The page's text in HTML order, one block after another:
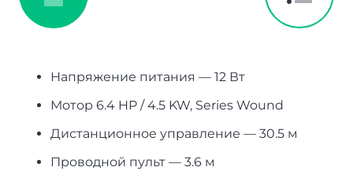
Напряжение питания — 12 Вт
Мотор 6.4 HP / 4.5 KW, Series Wound
Дистанционное управление — 30.5 м
Проводной пульт — 3.6 м